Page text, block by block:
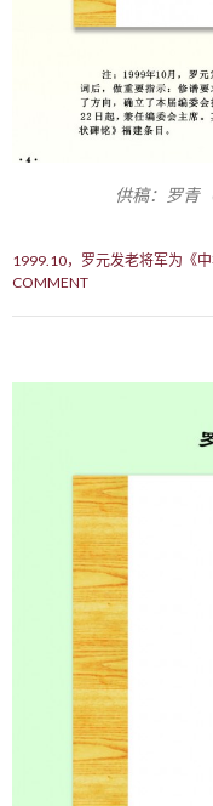
供稿：罗青
1999.10，罗元发老将军为《
COMMENT